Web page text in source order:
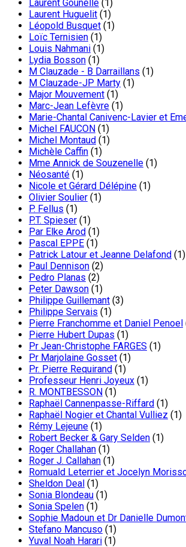
Laurent Gounelle (1)
Laurent Huguelit (1)
Léopold Busquet (1)
Loïc Ternisien (1)
Louis Nahmani (1)
Lydia Bosson (1)
M Clauzade - B Darraillans (1)
M Clauzade-JP Marty (1)
Major Mouvement (1)
Marc-Jean Lefèvre (1)
Marie-Chantal Canivenc-Lavier et
Michel FAUCON (1)
Michel Montaud (1)
Michèle Caffin (1)
Mme Annick de Souzenelle (1)
Néosanté (1)
Nicole et Gérard Délépine (1)
Olivier Soulier (1)
P. Fellus (1)
P.T. Spieser (1)
Par Elke Arod (1)
Pascal EPPE (1)
Patrick Latour et Jeanne Delafond (1)
Paul Dennison (2)
Pedro Planas (2)
Peter Dawson (1)
Philippe Guillemant (3)
Philippe Servais (1)
Pierre Franchomme et Daniel Penoel
Pierre Hubert Dupas (1)
Pr Jean-Christophe FARGES (1)
Pr Marjolaine Gosset (1)
Pr. Pierre Requirand (1)
Professeur Henri Joyeux (1)
R. MONTBESSON (1)
Raphaël Cannenpasse-Riffard (1)
Raphaël Nogier et Chantal Vulliez (1)
Rémy Lejeune (1)
Robert Becker & Gary Selden (1)
Roger Challahan (1)
Roger J. Callahan (1)
Romuald Leterrier et Jocelyn
Sheldon Deal (1)
Sonia Blondeau (1)
Sonia Spelen (1)
Sophie Madoun et Dr Danielle
Stefano Mancuso (1)
Yuval Noah Harari (1)